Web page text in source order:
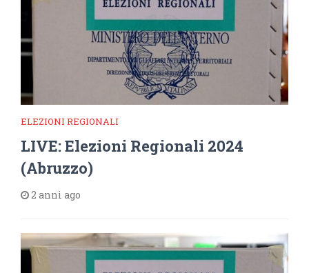
ELEZIONI REGIONALI
LIVE: Elezioni Regionali 2024
(Abruzzo)
2 anni ago